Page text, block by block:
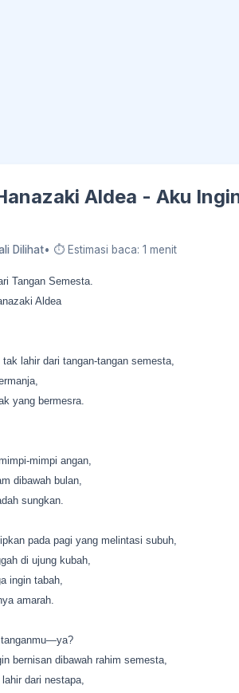
Aldea - Aku
Dilihat• ⏱ Estimasi baca: 1 menit
Tangan Semesta.
Aldea
lahir dari tangan-tangan semesta,
yang bermesra.
mimpi angan,
dibawah bulan,
sungkan.
pada pagi yang melintasi subuh,
di ujung kubah,
ingin tabah,
amarah.
tanganmu—ya?
bernisan dibawah rahim semesta,
dari nestapa,